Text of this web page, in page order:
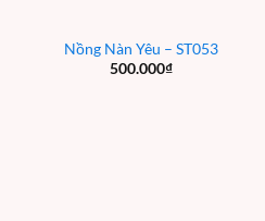
Nồng Nàn Yêu – ST053
500.000₫